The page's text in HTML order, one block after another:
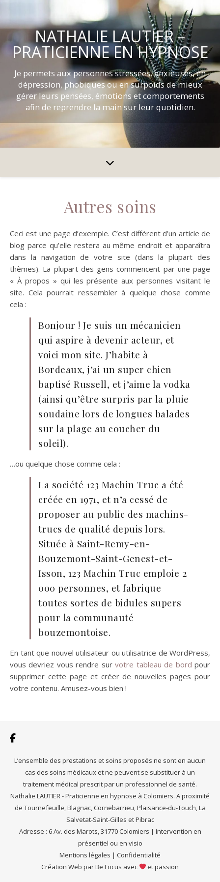
NATHALIE LAUTIER –
PRATICIENNE EN HYPNOSE
Je permets aux personnes stressées, anxieuses, en
dépression, phobiques ou en surpoids de mieux
gérer leurs pensées, émotions et comportements
afin de reprendre la main sur leur quotidien.
Autres soins
Ceci est une page d’exemple. C’est différent d’un article de
blog parce qu’elle restera au même endroit et apparaîtra
dans la navigation de votre site (dans la plupart des
thèmes). La plupart des gens commencent par une page
« À propos » qui les présente aux personnes visitant le
site. Cela pourrait ressembler à quelque chose comme
cela :
Bonjour ! Je suis un mécanicien
qui aspire à devenir acteur, et
voici mon site. J’habite à
Bordeaux, j’ai un super chien
baptisé Russell, et j’aime la vodka
(ainsi qu’être surpris par la pluie
soudaine lors de longues balades
sur la plage au coucher du
soleil).
…ou quelque chose comme cela :
La société 123 Machin Truc a été
créée en 1971, et n’a cessé de
proposer au public des machins-
trucs de qualité depuis lors.
Située à Saint-Remy-en-
Bouzemont-Saint-Genest-et-
Isson, 123 Machin Truc emploie 2
000 personnes, et fabrique
toutes sortes de bidules supers
pour la communauté
bouzemontoise.
En tant que nouvel utilisateur ou utilisatrice de WordPress,
vous devriez vous rendre survotre tableau de bord pour
supprimer cette page et créer de nouvelles pages pour
votre contenu. Amusez-vous bien !
L’ensemble des prestations et soins proposés ne sont en aucun
cas des soins médicaux et ne peuvent se substituer à un
traitement médical prescrit par un professionnel de santé.
Nathalie LAUTIER - Praticienne en hypnose à Colomiers. A proximité
de Tournefeuille, Blagnac, Cornebarrieu, Plaisance-du-Touch, La
Salvetat-Saint-Gilles et Pibrac
Adresse : 6 Av. des Marots, 31770 Colomiers | Intervention en
présentiel ou en visio
Mentions légales | Confidentialité
Création Web parBe Focus avec et passion